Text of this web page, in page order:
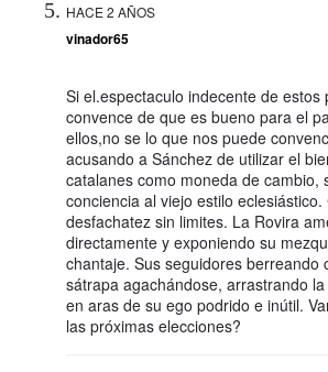
HACE 2 AÑOS
vinador65
Si el.espectaculo indecente de estos
convence de que es bueno para el
ellos,no se lo que nos puede
acusando a Sánchez de utilizar el
catalanes como moneda de cambio,
conciencia al viejo estilo
desfachatez sin limites. La Rovira
directamente y exponiendo su
chantaje. Sus seguidores berreando
sátrapa agachándose, arrastrando
en aras de su ego podrido e inútil.
las próximas elecciones?